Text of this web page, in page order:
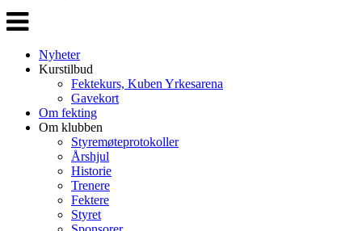
Veksle
navigasjon
Nyheter
Kurstilbud
Fektekurs, Kuben Yrkesarena
Gavekort
Om fekting
Om klubben
Styremøteprotokoller
Årshjul
Historie
Trenere
Fektere
Styret